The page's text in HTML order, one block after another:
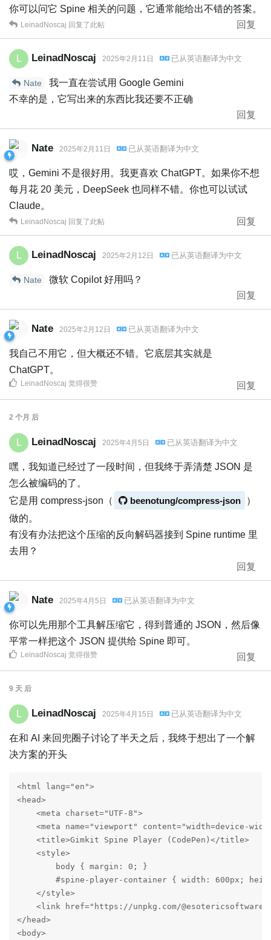
你可以问它 Spine 相关的问题，它通常能给出不错的答案。
回复
LeinadNoscaj 回复了此帖
LeinadNoscaj 2025年2月11日 已从英语翻译为中文
Nate
我一直在尝试用 Google Gemini
不幸的是，它写出来的东西比我还要不正确
回复
Nate 2025年2月11日 已从英语翻译为中文
哎，Gemini 不是很好用。我更喜欢 ChatGPT。如果你不想
每月花 20 美元，DeepSeek 也同样不错。你也可以试试
Claude。
回复
LeinadNoscaj 回复了此帖
LeinadNoscaj 2025年2月12日 已从英语翻译为中文
Nate
微软 Copilot 好用吗？
回复
Nate 2025年2月12日 已从英语翻译为中文
我自己不用它，但大概还不错。它底层其实就是
ChatGPT。
回复
LeinadNoscaj 觉得很赞
2 个月 后
LeinadNoscaj 2025年4月5日 已从英语翻译为中文
嘿，我知道已经过了一段时间，但我终于弄清楚 JSON 是
怎么被编码的了。
它是用 compress-json（
beenotung/compress-json
）
做的。
有没有办法把这个压缩的反向解码器接到 Spine runtime 里
去用？
回复
Nate 2025年4月5日 已从英语翻译为中文
你可以先用那个工具解压缩它，得到普通的 JSON，然后像
平常一样把这个 JSON 提供给 Spine 即可。
回复
LeinadNoscaj 觉得很赞
9 天 后
LeinadNoscaj 2025年4月15日 已从英语翻译为中文
在和 AI 来回兜圈子讨论了半天之后，我终于想出了一个解
决方案的开头
<html lang="en">
<head>
    <meta charset="UTF-8">
<meta name="viewport" content="width=device-
    <title>Gimkit Spine Player (CodePen)</title>
    <style>
        body { margin: 0; }
#spine-player-container { width: 600px;
    </style>
<link href="https://unpkg.com/
</head>
<body>